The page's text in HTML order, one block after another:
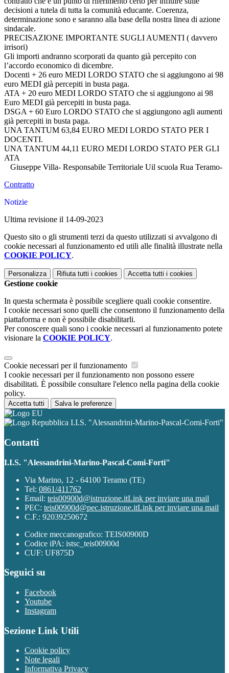
decisioni a tutela di tutta la comunità educante. Coerenza,
determinazione sono e saranno alla base della nostra linea di azione
sindacale.
PRECISAZIONE IMPORTANTE SUGLI AUMENTI ( davvero
irrisori)
Gli importi andranno scorporati da quanto già percepito con
l’accordo economico di dicembre.
Docenti + 26 euro MEDI LORDO STATO che si aggiungono ai 98
euro MEDI già percepiti in busta paga.
ATA + 20 euro MEDI LORDO STATO che si aggiungono ai 98
Euro MEDI già percepiti in busta paga.
DSGA + 60 Euro LORDO STATO che si aggiungono agli aumenti
già percepiti in busta paga.
UNA TANTUM 63,84 EURO MEDI LORDO STATO PER I
DOCENTI.
UNA TANTUM 44,11 EURO MEDI LORDO STATO PER GLI
ATA
Giuseppe Villa- Responsabile Territoriale Uil scuola Rua Teramo-
Contratto
Notizie
Ultima revisione il 14-09-2023
Questo sito o gli strumenti terzi da questo utilizzati si avvalgono di
cookie necessari al funzionamento ed utili alle finalità illustrate nella
COOKIE POLICY.
Personalizza Rifiuta tutti i cookies Accetta tutti i cookies
Gestione cookie
In questa schermata è possibile scegliere quali cookie consentire.
I cookie necessari sono quelli che consentono il funzionamento della
piattaforma e non è possibile disabilitarli.
Per conoscere quali sono i cookie necessari al funzionamento potete
visionare la COOKIE POLICY.
Cookie necessari per il funzionamento
I cookie necessari per il funzionamento non possono essere
disabilitati. È possibile consultare l'elenco nella pagina della cookie
policy.
Accetta tutti Salva le preferenze
I.I.S. "Alessandrini-Marino-Pascal-Comi-Forti"
Contatti
I.I.S. "Alessandrini-Marino-Pascal-Comi-Forti"
Via Marino, 12 - 64100 Teramo (TE)
Tel: 0861/411762
Email: teis00900d@istruzione.itLink per inviare una mail
PEC: teis00900d@pec.istruzione.itLink per inviare una mail
C.F.: 92039250672
Codice meccanografico: TEIS00900D
Codice iPA: istsc_teis00900d
CUF: UF875D
Seguici su
Facebook
Youtube
Instagram
Sezione Link Utili
Cookie policy
Note legali
Informativa Privacy